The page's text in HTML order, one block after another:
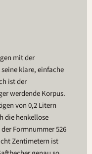
mit der
klare, einfache
ist der
werdende Korpus.
von 0,2 Litern
die henkellose
Formnummer 526
Zentimetern ist